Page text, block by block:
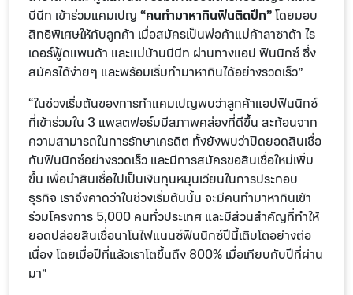
บีนีท เข้าร่วมแคมเปญ “คนทำมาหากินฟินติดปีก”โดยมอบ
สิทธิพิเศษให้กับลูกค้า เมื่อสมัครเป็นพ่อค้าแม่ค้าลาซาด้า ไร
เดอร์ฟู้ดแพนด้า และแม่บ้านบีนีท ผ่านทางแอป ฟินนิกซ์ ซึ่ง
สมัครได้ง่ายๆ และพร้อมเริ่มทำมาหากินได้อย่างรวดเร็ว”
“ในช่วงเริ่มต้นของการทำแคมเปญพบว่าลูกค้าแอปฟินนิกซ์
ที่เข้าร่วมใน 3 แพลตฟอร์มมีสภาพคล่องที่ดีขึ้น สะท้อนจาก
ความสามารถในการรักษาเครดิต ทั้งยังพบว่าปิดยอดสินเชื่อ
กับฟินนิกซ์อย่างรวดเร็ว และมีการสมัครขอสินเชื่อใหม่เพิ่ม
ขึ้น เพื่อนำสินเชื่อไปเป็นเงินทุนหมุนเวียนในการประกอบ
ธุรกิจ เราจึงคาดว่าในช่วงเริ่มต้นนั้น จะมีคนทำมาหากินเข้า
ร่วมโครงการ 5,000 คนทั่วประเทศ และมีส่วนสำคัญที่ทำให้
ยอดปล่อยสินเชื่อนาโนไฟแนนซ์ฟินนิกซ์ปีนี้เติบโตอย่างต่อ
เนื่อง โดยเมื่อปีที่แล้วเราโตขึ้นถึง 800% เมื่อเทียบกับปีที่ผ่าน
มา”